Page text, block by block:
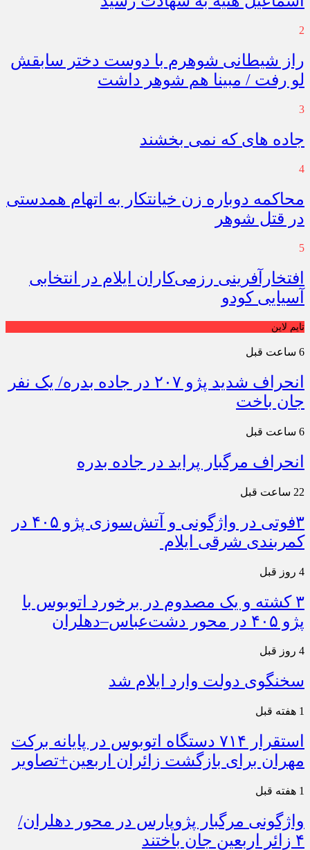
2
راز شیطانی شوهرم با دوست دختر سابقش
لو رفت / مبینا هم شوهر داشت
3
جاده های که نمی بخشند
4
محاکمه دوباره زن خیانتکار به اتهام همدستی
در قتل شوهر
5
افتخارآفرینی رزمی‌کاران ایلام در انتخابی
آسیایی کودو
تایم لاین
6 ساعت قبل
انحراف شدید پژو ۲۰۷ در جاده بدره/ یک نفر
جان باخت
6 ساعت قبل
انحراف مرگبار پراید در جاده بدره
22 ساعت قبل
۳فوتی در واژگونی و آتش‌سوزی پژو ۴۰۵ در
کمربندی شرقی ایلام
4 روز قبل
۳ کشته و یک مصدوم در برخورد اتوبوس با
پژو ۴۰۵ در محور دشت‌عباس–دهلران
4 روز قبل
سخنگوی دولت وارد ایلام شد
1 هفته قبل
استقرار ۷۱۴ دستگاه اتوبوس در پایانه برکت
مهران برای بازگشت زائران اربعین+تصاویر
1 هفته قبل
واژگونی مرگبار پژوپارس در محور دهلران/
۴ زائر اربعین جان باختند